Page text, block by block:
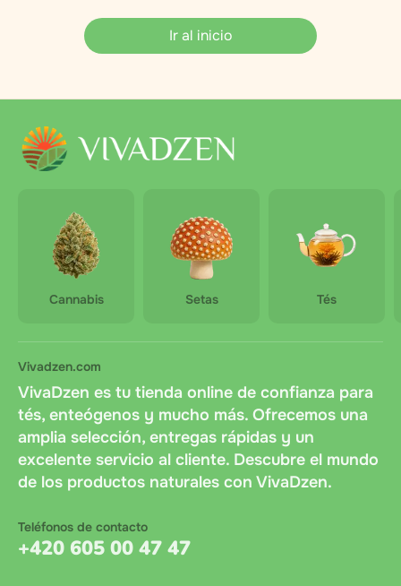
Ir al inicio
Cannabis Setas Tés
Vivadzen.com
VivaDzen es tu tienda online de confianza para
tés, enteógenos y mucho más. Ofrecemos una
amplia selección, entregas rápidas y un
excelente servicio al cliente. Descubre el mundo
de los productos naturales con VivaDzen.
Teléfonos de contacto
+420 605 00 47 47